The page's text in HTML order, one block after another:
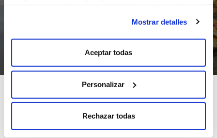
Mostrar detalles
Aceptar todas
Personalizar
Rechazar todas
AGUA MINERAL NATURAL DE
VER TODAS